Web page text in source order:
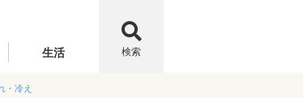
生活 検索
・冷え